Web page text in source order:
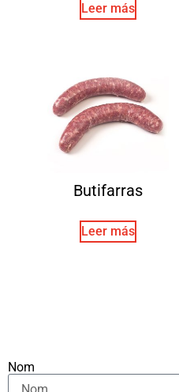
Leer más
Butifarras
Leer más
Nom